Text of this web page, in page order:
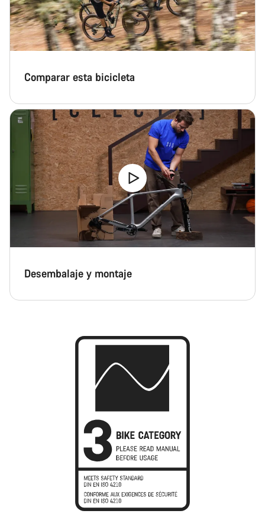
Comparar esta bicicleta
Desembalaje y montaje